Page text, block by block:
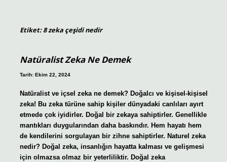
Etiket:8 zeka çeşidi nedir
Natüralist Zeka Ne Demek
Tarih: Ekim 22, 2024
Natüralist ve içsel zeka ne demek? Doğalcı ve kişisel-kişisel
zeka! Bu zeka türüne sahip kişiler dünyadaki canlıları ayırt
etmede çok iyidirler. Doğal bir zekaya sahiptirler. Genellikle
mantıkları duygularından daha baskındır. Hem hayatı hem
de kendilerini sorgulayan bir zihne sahiptirler. Naturel zeka
nedir? Doğal zeka, insanlığın hayatta kalması ve gelişmesi
için olmazsa olmaz bir yeterliliktir. Doğal zeka